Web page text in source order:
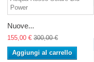
Nuove...
155,00 € 300,00 €
Aggiungi al carrello